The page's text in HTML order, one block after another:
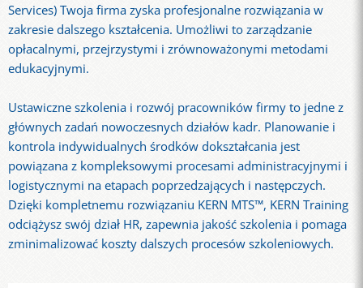
Services) Twoja firma zyska profesjonalne rozwiązania w
zakresie dalszego kształcenia. Umożliwi to zarządzanie
opłacalnymi, przejrzystymi i zrównoważonymi metodami
edukacyjnymi.
Ustawiczne szkolenia i rozwój pracowników firmy to jedne z
głównych zadań nowoczesnych działów kadr. Planowanie i
kontrola indywidualnych środków dokształcania jest
powiązana z kompleksowymi procesami administracyjnymi i
logistycznymi na etapach poprzedzających i następczych.
Dzięki kompletnemu rozwiązaniu KERN MTS™, KERN Training
odciążysz swój dział HR, zapewnia jakość szkolenia i pomaga
zminimalizować koszty dalszych procesów szkoleniowych.